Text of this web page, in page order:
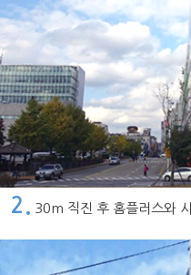
2. 30m 직진 후 홈플러스와